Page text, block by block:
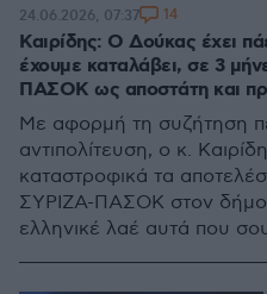
Καιρίδης: Ο Δούκας έχει
έχουμε καταλάβει, σε 3
ΠΑΣΟΚ ως αποστάτη και
Με αφορμή τη συζήτηση
αντιπολίτευση, ο κ.
καταστροφικά τα
ΣΥΡΙΖΑ-ΠΑΣΟΚ στον δήμο
ελληνικέ λαέ αυτά που
24.06.2026, 07:37 14